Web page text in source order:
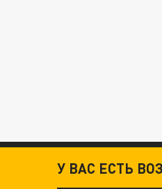
У ВАС ЕСТЬ